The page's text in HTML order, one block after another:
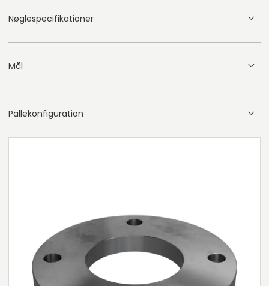
Nøglespecifikationer
Mål
Pallekonfiguration